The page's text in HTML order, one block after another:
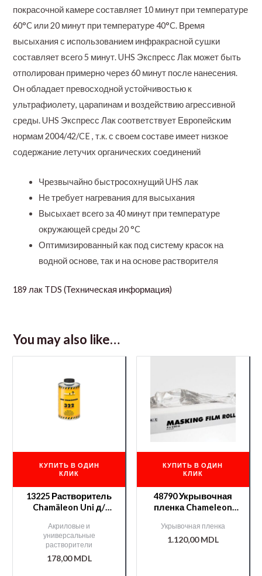
покрасочной камере составляет 10 минут при температуре
60°C или 20 минут при температуре 40°C. Время
высыхания с использованием инфракрасной сушки
составляет всего 5 минут. UHS Экспресс Лак может быть
отполирован примерно через 60 минут после нанесения.
Он обладает превосходной устойчивостью к
ультрафиолету, царапинам и воздействию агрессивной
среды. UHS Экспресс Лак соответствует Европейским
нормам 2004/42/CE , т.к. с своем составе имеет низкое
содержание летучих органических соединений
Чрезвычайно быстросохнущий UHS лак
Не требует нагревания для высыхания
Высыхает всего за 40 минут при температуре
окружающей среды 20 °C
Оптимизированный как под систему красок на
водной основе, так и на основе растворителя
189 лак TDS (Техническая информация)
You may also like…
КУПИТЬ В ОДИН
КЛИК
13225 Растворитель
Chamäleon Uni д/
— 1л.
Акриловые и
универсальные
растворители
178,00MDL
КУПИТЬ В ОДИН
КЛИК
48790 Укрывочная
пленка Chameleon
Укрывочная пленка
1.120,00MDL